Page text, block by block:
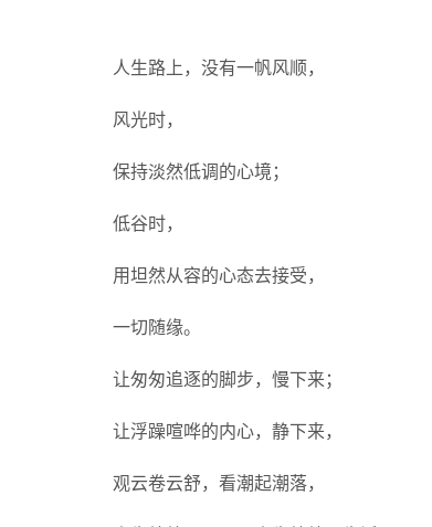
人生路上，没有一帆风顺，
风光时，
保持淡然低调的心境；
低谷时，
用坦然从容的心态去接受，
一切随缘。
让匆匆追逐的脚步，慢下来；
让浮躁喧哗的内心，静下来，
观云卷云舒，看潮起潮落，